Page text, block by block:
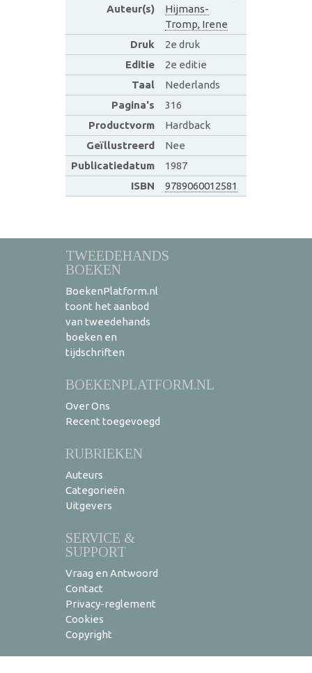
Auteur(s)
Hijmans-
Tromp, Irene
Druk
2e druk
Editie
2e editie
Taal
Nederlands
Pagina's
316
Productvorm
Hardback
Geïllustreerd
Nee
Publicatiedatum
1987
ISBN
9789060012581
TWEEDEHANDS
BOEKEN
BoekenPlatform.nl
toont het aanbod
van tweedehands
boeken en
tijdschriften
BOEKENPLATFORM.NL
Over Ons
Recent toegevoegd
RUBRIEKEN
Auteurs
Categorieën
Uitgevers
SERVICE &
SUPPORT
Vraag en Antwoord
Contact
Privacy-reglement
Cookies
Copyright